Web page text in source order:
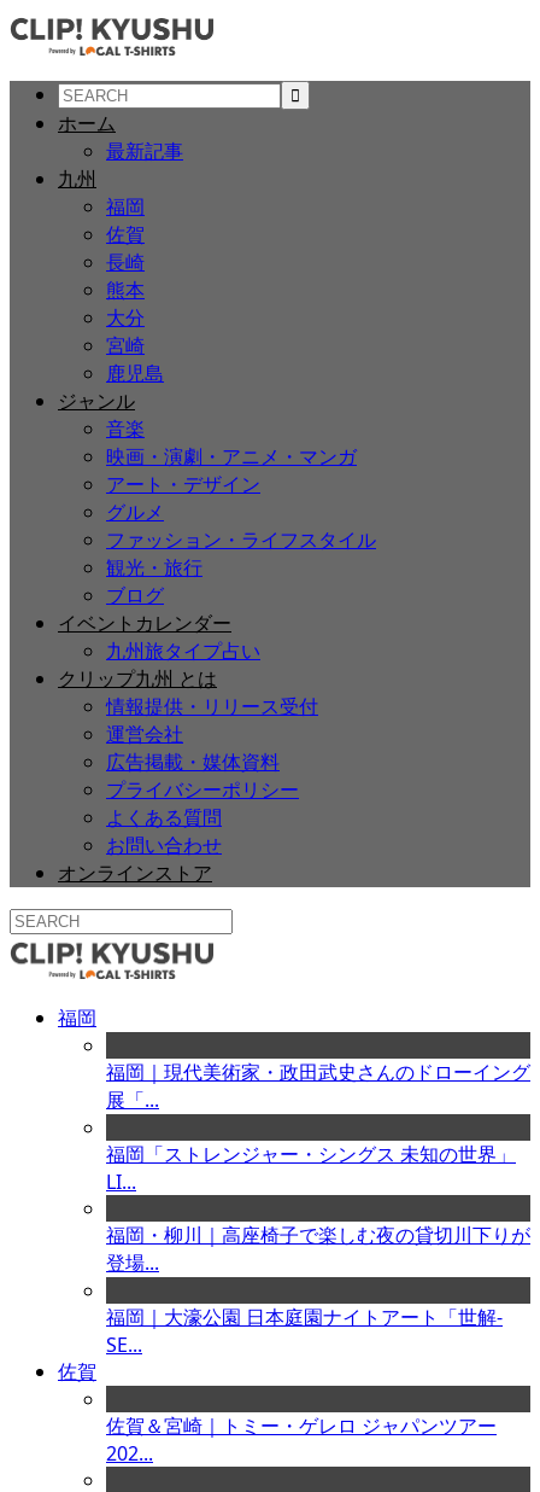
ホーム
最新記事
九州
福岡
佐賀
長崎
熊本
大分
宮崎
鹿児島
ジャンル
音楽
映画・演劇・アニメ・マンガ
アート・デザイン
グルメ
ファッション・ライフスタイル
観光・旅行
ブログ
イベントカレンダー
九州旅タイプ占い
クリップ九州 とは
情報提供・リリース受付
運営会社
広告掲載・媒体資料
プライバシーポリシー
よくある質問
お問い合わせ
オンラインストア
福岡
福岡｜現代美術家・政田武史さんのドローイング
展「...
福岡「ストレンジャー・シングス 未知の世界」
LI...
福岡・柳川｜高座椅子で楽しむ夜の貸切川下りが
登場...
福岡｜大濠公園 日本庭園ナイトアート「世解-
SE...
佐賀
佐賀＆宮崎｜トミー・ゲレロ ジャパンツアー
202...